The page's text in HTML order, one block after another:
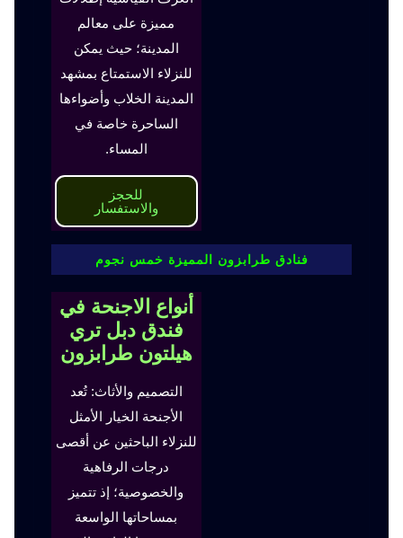
مميزة على معالم
المدينة؛ حيث يمكن
للنزلاء الاستمتاع بمشهد
المدينة الخلاب وأضواءها
الساحرة خاصة في
المساء.
للحجز
والاستفسار
فنادق طرابزون المميزة خمس نجوم
أنواع الاجنحة في
فندق دبل تري
هيلتون طرابزون
التصميم والأثاث: تُعد
الأجنحة الخيار الأمثل
للنزلاء الباحثين عن أقصى
درجات الرفاهية
والخصوصية؛ إذ تتميز
بمساحاتها الواسعة